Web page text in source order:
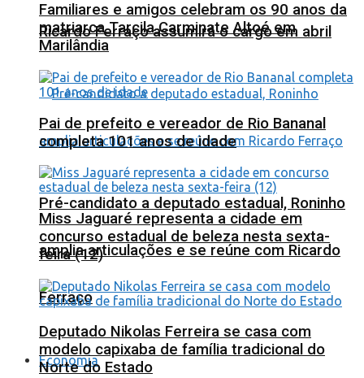
Ricardo Ferraço assumirá o cargo em abril
Pré-candidato a deputado estadual, Roninho
amplia articulações e se reúne com Ricardo
Ferraço
Economia
Familiares e amigos celebram os 90 anos da
matriarca Tarcila Carminate Altoé em
Marilândia
Pai de prefeito e vereador de Rio Bananal
completa 101 anos de idade
Miss Jaguaré representa a cidade em
concurso estadual de beleza nesta sexta-
feira (12)
Deputado Nikolas Ferreira se casa com
modelo capixaba de família tradicional do
Norte do Estado